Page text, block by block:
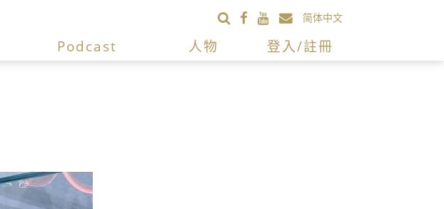
简体中文
Podcast 人物 登入/註冊